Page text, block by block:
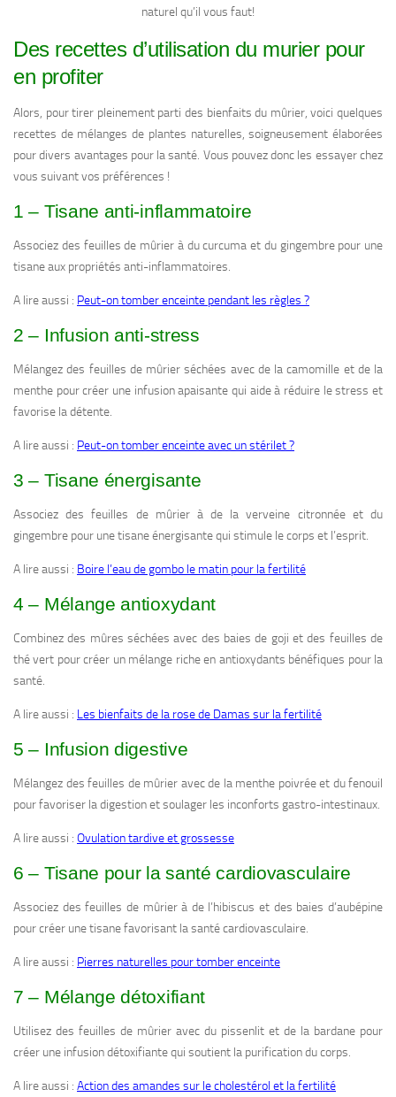
naturel qu’il vous faut!
Des recettes d’utilisation du murier pour
en profiter
Alors, pour tirer pleinement parti des bienfaits du mûrier, voici quelques
recettes de mélanges de plantes naturelles, soigneusement élaborées
pour divers avantages pour la santé. Vous pouvez donc les essayer chez
vous suivant vos préférences !
1 – Tisane anti-inflammatoire
Associez des feuilles de mûrier à du curcuma et du gingembre pour une
tisane aux propriétés anti-inflammatoires.
A lire aussi : Peut-on tomber enceinte pendant les règles ?
2 – Infusion anti-stress
Mélangez des feuilles de mûrier séchées avec de la camomille et de la
menthe pour créer une infusion apaisante qui aide à réduire le stress et
favorise la détente.
A lire aussi : Peut-on tomber enceinte avec un stérilet ?
3 – Tisane énergisante
Associez des feuilles de mûrier à de la verveine citronnée et du
gingembre pour une tisane énergisante qui stimule le corps et l’esprit.
A lire aussi : Boire l’eau de gombo le matin pour la fertilité
4 – Mélange antioxydant
Combinez des mûres séchées avec des baies de goji et des feuilles de
thé vert pour créer un mélange riche en antioxydants bénéfiques pour la
santé.
A lire aussi : Les bienfaits de la rose de Damas sur la fertilité
5 – Infusion digestive
Mélangez des feuilles de mûrier avec de la menthe poivrée et du fenouil
pour favoriser la digestion et soulager les inconforts gastro-intestinaux.
A lire aussi : Ovulation tardive et grossesse
6 – Tisane pour la santé cardiovasculaire
Associez des feuilles de mûrier à de l’hibiscus et des baies d’aubépine
pour créer une tisane favorisant la santé cardiovasculaire.
A lire aussi : Pierres naturelles pour tomber enceinte
7 – Mélange détoxifiant
Utilisez des feuilles de mûrier avec du pissenlit et de la bardane pour
créer une infusion détoxifiante qui soutient la purification du corps.
A lire aussi : Action des amandes sur le cholestérol et la fertilité